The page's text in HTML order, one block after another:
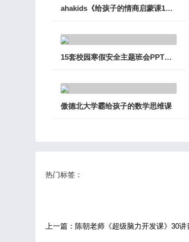
ahakids《给孩子的情商启蒙课10讲》视频课程
15套校园寒假安全主题班会PPT幻灯片课件
傲德北大学霸给孩子的数学思维课
热门标签：
上一篇：陈朝老师《超级脑力开发课》30讲